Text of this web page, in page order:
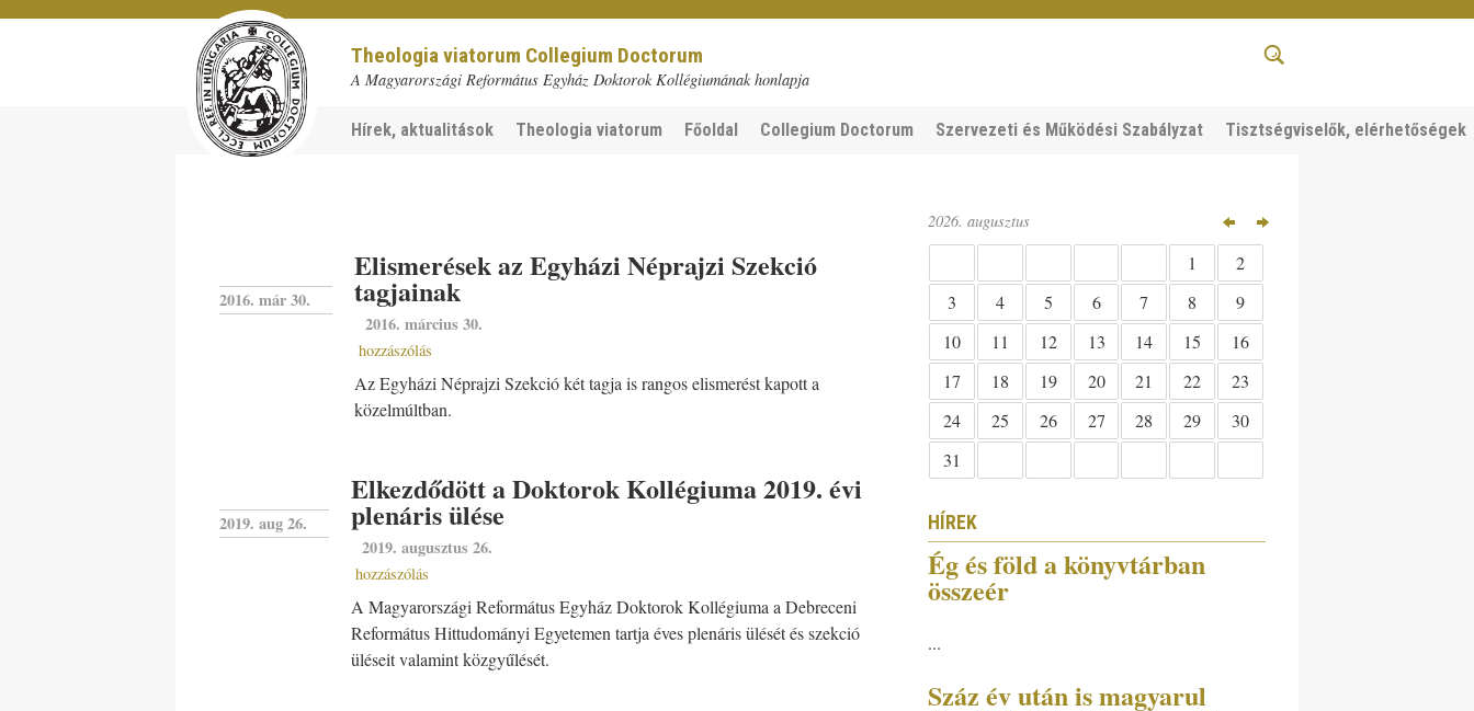
Theologia viatorum Collegium Doctorum
A Magyarországi Református Egyház Doktorok Kollégiumának honlapja
Hírek, aktualitások Theologia viatorum Főoldal Collegium Doctorum Szervezeti és Működési Szabályzat Tisztségviselők, elérhetőségek
2016. már 30.
Elismerések az Egyházi Néprajzi Szekció
tagjainak
2016. március 30.
hozzászólás
Az Egyházi Néprajzi Szekció két tagja is rangos elismerést kapott a
közelmúltban.
2019. aug 26.
Elkezdődött a Doktorok Kollégiuma 2019. évi
plenáris ülése
2019. augusztus 26.
hozzászólás
A Magyarországi Református Egyház Doktorok Kollégiuma a Debreceni
Református Hittudományi Egyetemen tartja éves plenáris ülését és szekció
üléseit valamint közgyűlését.
2026. augusztus
1
2
3
4 5 6 7 8
9
10
11 12 13 14 15
16
17
18 19 20 21 22
23
24
25 26 27 28 29
30
31
HÍREK
Ég és föld a könyvtárban
összeér
...
Száz év után is magyarul